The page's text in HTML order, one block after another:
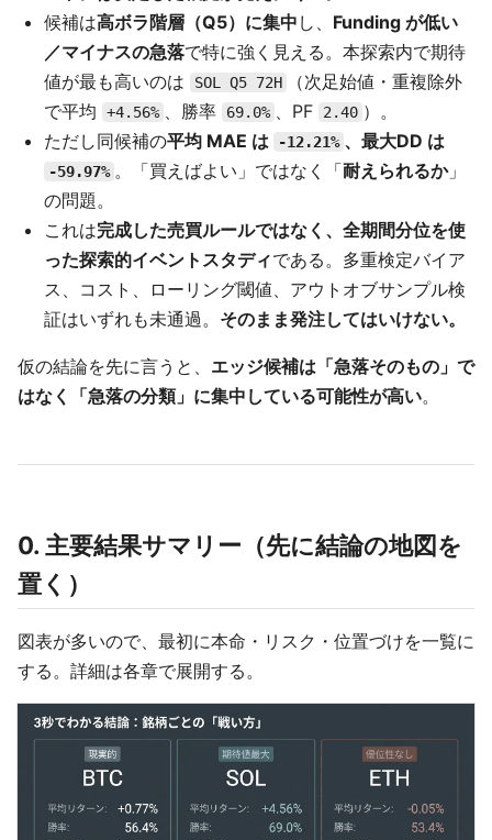
候補は高ボラ階層（Q5）に集中 し、 Funding が低い
／マイナスの急落で特に強く見える。本探索内で期待
値が最も高いのは
SOL Q5 72H
（次足始値・重複除外
で平均
+4.56% 、勝率 69.0% 、PF 2.40 ）。
ただし同候補の平均 MAE は -12.21% 、最大DD は
-59.97% 。「買えばよい」ではなく「耐えられるか」
の問題。
これは完成した売買ルールではなく、全期間分位を使
った探索的イベントスタディである。多重検定バイア
ス、コスト、ローリング閾値、アウトオブサンプル検
証はいずれも未通過。 そのまま発注してはいけない。
仮の結論を先に言うと、 エッジ候補は「急落そのもの」で
はなく「急落の分類」に集中している可能性が高い。
0. 主要結果サマリー（先に結論の地図を
置く）
図表が多いので、最初に本命・リスク・位置づけを一覧に
する。詳細は各章で展開する。